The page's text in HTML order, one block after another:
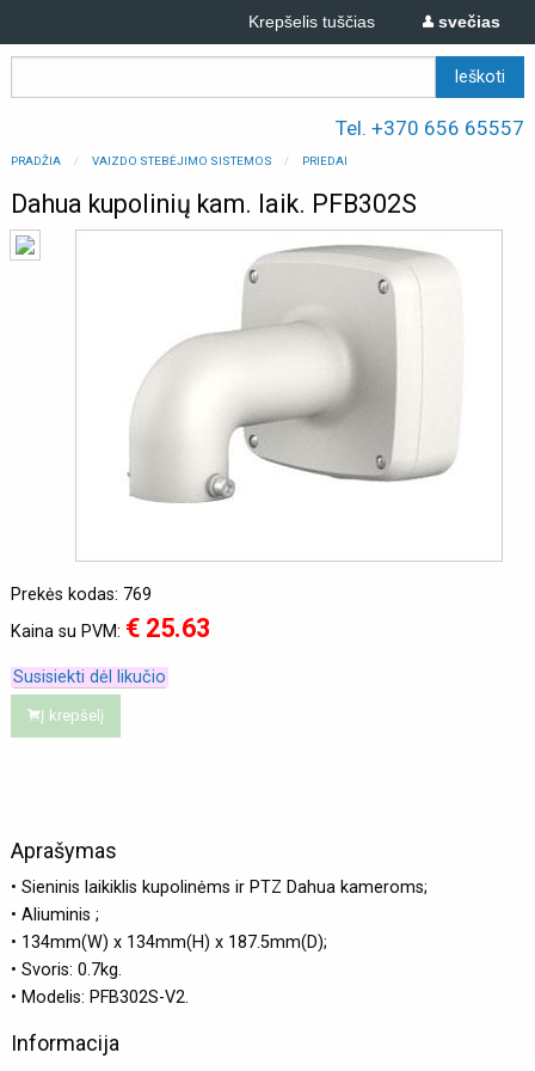
svečias
Krepšelis tuščias
Tel. +370 656 65557
PRADŽIA VAIZDO STEBĖJIMO SISTEMOS PRIEDAI
Dahua kupolinių kam. laik. PFB302S
Prekės kodas: 769
Kaina su PVM: € 25.63
Susisiekti dėl likučio
Į krepšelį
Aprašymas
• Sieninis laikiklis kupolinėms ir PTZ Dahua kameroms;
• Aliuminis ;
• 134mm(W) x 134mm(H) x 187.5mm(D);
• Svoris: 0.7kg.
• Modelis: PFB302S-V2.
Informacija